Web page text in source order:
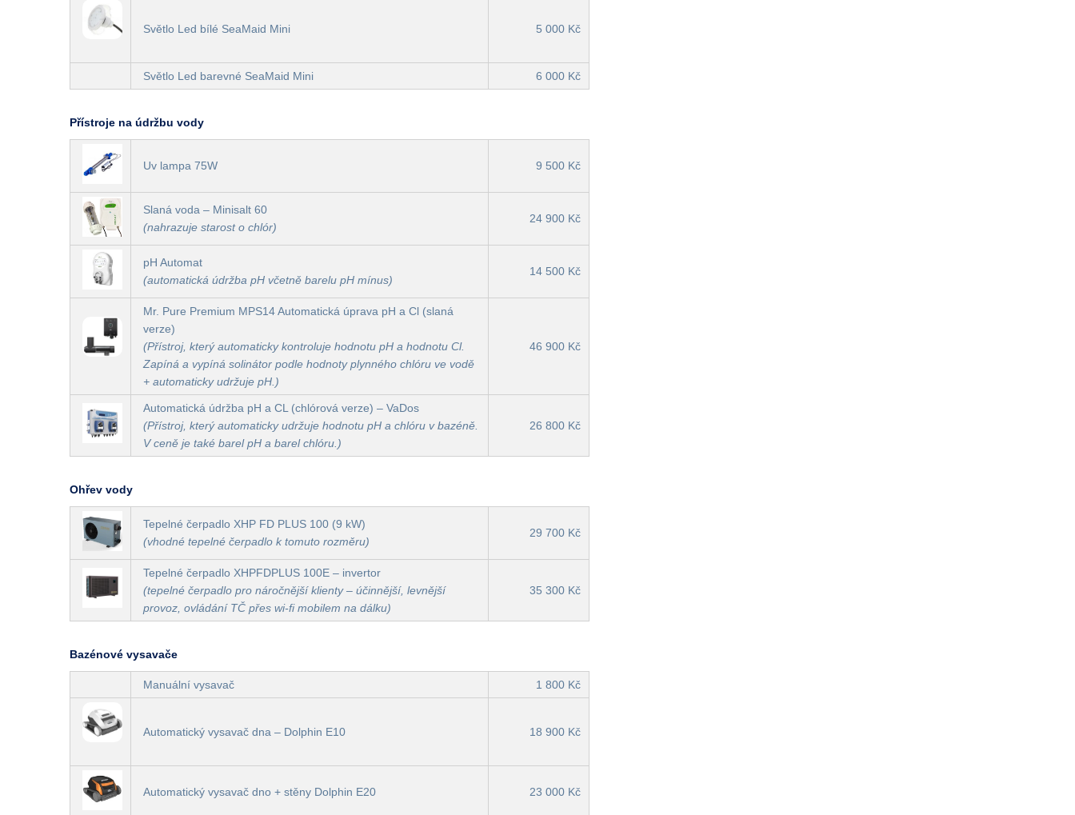
Světlo Led bílé SeaMaid Mini 5 000 Kč
Světlo Led barevné SeaMaid Mini 6 000 Kč
Přístroje na údržbu vody
Uv lampa 75W 9 500 Kč
Slaná voda – Minisalt 60
(nahrazuje starost o chlór)
24 900 Kč
pH Automat
(automatická údržba pH včetně barelu pH mínus)
14 500 Kč
Mr. Pure Premium MPS14 Automatická úprava pH a Cl (slaná
verze)
(Přístroj, který automaticky kontroluje hodnotu pH a hodnotu Cl.
Zapíná a vypíná solinátor podle hodnoty plynného chlóru ve vodě
+ automaticky udržuje pH.)
46 900 Kč
Automatická údržba pH a CL (chlórová verze) – VaDos
(Přístroj, který automaticky udržuje hodnotu pH a chlóru v bazéně.
V ceně je také barel pH a barel chlóru.)
26 800 Kč
Ohřev vody
Tepelné čerpadlo XHP FD PLUS 100 (9 kW)
(vhodné tepelné čerpadlo k tomuto rozměru)
29 700 Kč
Tepelné čerpadlo XHPFDPLUS 100E – invertor
(tepelné čerpadlo pro náročnější klienty – účinnější, levnější
provoz, ovládání TČ přes wi-fi mobilem na dálku)
35 300 Kč
Bazénové vysavače
Manuální vysavač 1 800 Kč
Automatický vysavač dna – Dolphin E10 18 900 Kč
Automatický vysavač dno + stěny Dolphin E20 23 000 Kč